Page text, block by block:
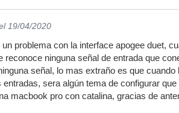
19/04/2020
un problema con la interface apogee duet,
reconoce ninguna señal de entrada que
señal, lo mas extraño es que cuando
entradas, sera algún tema de configurar
macbook pro con catalina, gracias de